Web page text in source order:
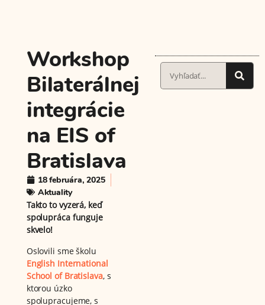
Workshop
Bilaterálnej
integrácie
na EIS of
Bratislava
18 februára, 2025
Aktuality
Takto to vyzerá, keď
spolupráca funguje
skvelo!
Oslovili sme školu
English International
School of Bratislava, s
ktorou úzko
spolupracujeme, s